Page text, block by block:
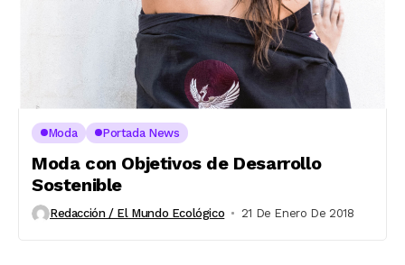
Moda Portada News
Moda con Objetivos de Desarrollo
Sostenible
Redacción / El Mundo Ecológico 21 De Enero De 2018